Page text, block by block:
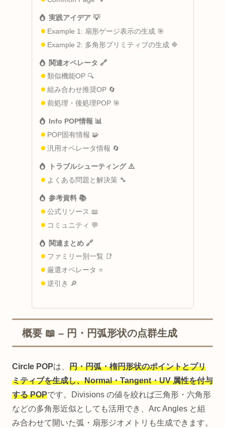
実践アイデア 💡
Example 1: 扇形ゲージ表示の生成 🎯
Example 2: 多角形プリミティブの生成 🔷
関連オペレータ 🔗
類似機能OP 🔍
組み合わせ推奨OP 🔄
前処理・後処理POP 🎯
Info POP情報 📊
POP固有情報 🧩
汎用オペレータ情報 🔄
トラブルシューティング ⚠️
よくある問題と解決策 🔧
参考資料 📚
公式リソース 📖
コミュニティ 💬
関連まとめ 🔗
ファミリー別一覧 📑
厳選オペレータ ⭐
逆引き 🔎
概要 📖 – 円・円弧形状の点群生成
Circle POPは、 円・円弧・楕円形状のポイントとプリ
ミティブを生成し、Normal・Tangent・UV 属性を付与
する POPです。Divisions の値を絞れば三角形・六角形
などの多角形近似としても活用でき、Arc Angles と組
み合わせて開いた弧・扇形ジオメトリも生成できます。